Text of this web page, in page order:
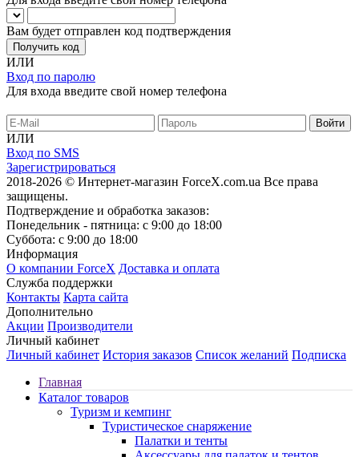
Вам будет отправлен код подтверждения
Получить код
ИЛИ
Вход по паролю
Для входа введите свой номер телефона
ИЛИ
Вход по SMS
Зарегистрироваться
2018-2026 © Интернет-магазин ForceX.com.ua Все права
защищены.
Подтверждение и обработка заказов:
Понедельник - пятница: с 9:00 до 18:00
Суббота: с 9:00 до 18:00
Информация
О компании ForceX Доставка и оплата
Служба поддержки
Контакты Карта сайта
Дополнительно
Акции Производители
Личный кабинет
Личный кабинет История заказов Список желаний Подписка
Главная
Каталог товаров
Туризм и кемпинг
Туристическое снаряжение
Палатки и тенты